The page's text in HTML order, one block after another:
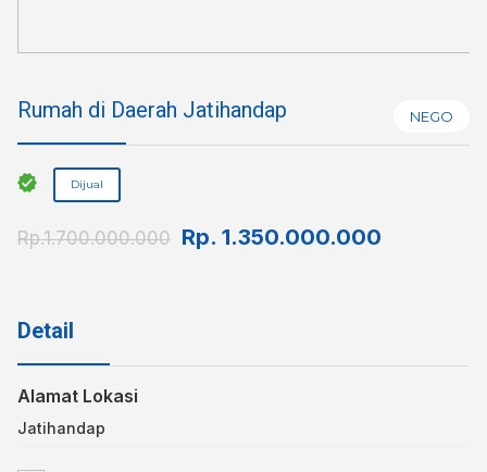
Rumah di Daerah Jatihandap NEGO
Dijual
Rp.1.700.000.000 Rp. 1.350.000.000
Detail
Alamat Lokasi
Jatihandap